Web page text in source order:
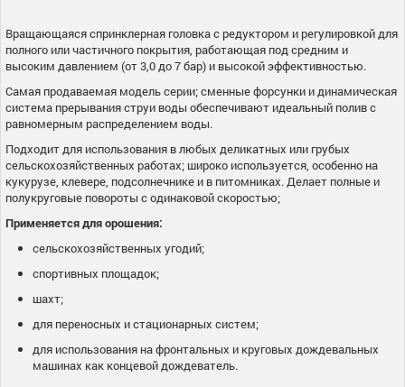
Вращающаяся спринклерная головка с редуктором и регулировкой для
полного или частичного покрытия, работающая под средним и
высоким давлением (от 3,0 до 7 бар) и высокой эффективностью.
Самая продаваемая модель серии; сменные форсунки и динамическая
система прерывания струи воды обеспечивают идеальный полив с
равномерным распределением воды.
Подходит для использования в любых деликатных или грубых
сельскохозяйственных работах; широко используется, особенно на
кукурузе, клевере, подсолнечнике и в питомниках. Делает полные и
полукруговые повороты с одинаковой скоростью;
Применяется для орошения:
сельскохозяйственных угодий;
спортивных площадок;
шахт;
для переносных и стационарных систем;
для использования на фронтальных и круговых дождевальных
машинах как концевой дождеватель.